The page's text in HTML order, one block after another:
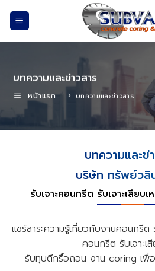
บทความและข่าวสาร
หน้าแรก บทความและข่าวสาร
บทความและข่
บริษัท ทรัพย์วลิ
รับเจาะคอนกรีต รับเจาะเสียบ
แชร์สาระความรู้เกี่ยวกับงานคอนกรี
คอนกรีต รับเจาะเ
รับทุบตึกรื้อถอน งาน coring เพื่